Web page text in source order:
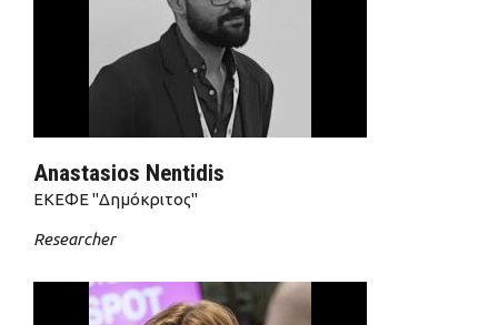
Anastasios Nentidis
ΕΚΕΦΕ "Δημόκριτος"
Researcher